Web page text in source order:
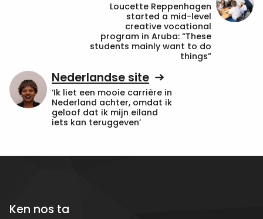
Loucette Reppenhagen
started a mid-level
creative vocational
program in Aruba: “These
students mainly want to do
things”
Nederlandse site
‘Ik liet een mooie carrière in
Nederland achter, omdat ik
geloof dat ik mijn eiland
iets kan teruggeven’
Ken nos ta